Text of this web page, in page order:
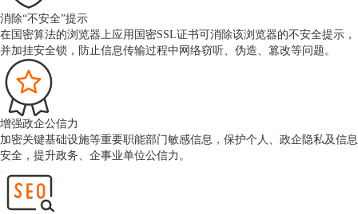
消除“不安全”提示
在国密算法的浏览器上应用国密SSL证书可消除该浏览器的不安全提示，
并加挂安全锁，防止信息传输过程中网络窃听、伪造、篡改等问题。
增强政企公信力
加密关键基础设施等重要职能部门敏感信息，保护个人、政企隐私及信息
安全，提升政务、企事业单位公信力。